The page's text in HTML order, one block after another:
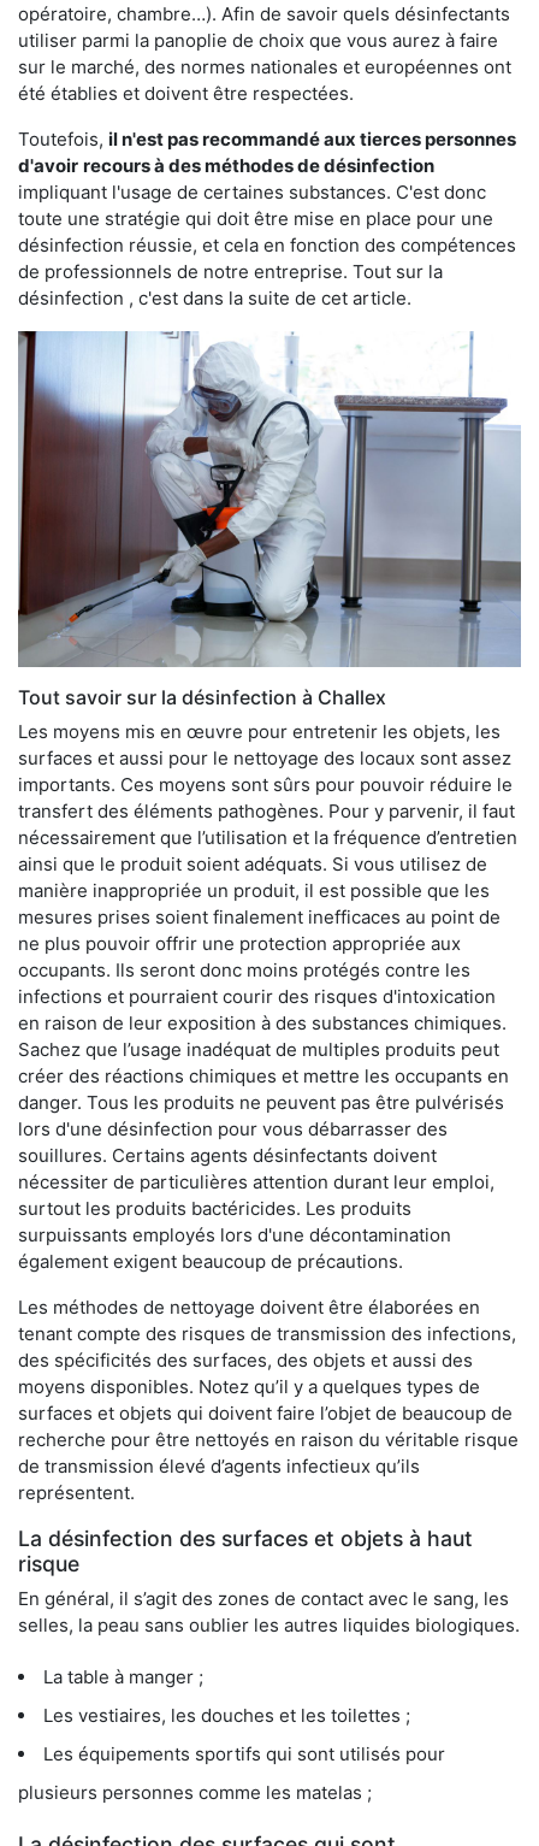
opératoire, chambre…). Afin de savoir quels désinfectants
utiliser parmi la panoplie de choix que vous aurez à faire
sur le marché, des normes nationales et européennes ont
été établies et doivent être respectées.
Toutefois, il n'est pas recommandé aux tierces personnes
d'avoir recours à des méthodes de désinfection
impliquant l'usage de certaines substances. C'est donc
toute une stratégie qui doit être mise en place pour une
désinfection réussie, et cela en fonction des compétences
de professionnels de notre entreprise. Tout sur la
désinfection , c'est dans la suite de cet article.
Tout savoir sur la désinfection à Challex
Les moyens mis en œuvre pour entretenir les objets, les
surfaces et aussi pour le nettoyage des locaux sont assez
importants. Ces moyens sont sûrs pour pouvoir réduire le
transfert des éléments pathogènes. Pour y parvenir, il faut
nécessairement que l’utilisation et la fréquence d’entretien
ainsi que le produit soient adéquats. Si vous utilisez de
manière inappropriée un produit, il est possible que les
mesures prises soient finalement inefficaces au point de
ne plus pouvoir offrir une protection appropriée aux
occupants. Ils seront donc moins protégés contre les
infections et pourraient courir des risques d'intoxication
en raison de leur exposition à des substances chimiques.
Sachez que l’usage inadéquat de multiples produits peut
créer des réactions chimiques et mettre les occupants en
danger. Tous les produits ne peuvent pas être pulvérisés
lors d'une désinfection pour vous débarrasser des
souillures. Certains agents désinfectants doivent
nécessiter de particulières attention durant leur emploi,
surtout les produits bactéricides. Les produits
surpuissants employés lors d'une décontamination
également exigent beaucoup de précautions.
Les méthodes de nettoyage doivent être élaborées en
tenant compte des risques de transmission des infections,
des spécificités des surfaces, des objets et aussi des
moyens disponibles. Notez qu’il y a quelques types de
surfaces et objets qui doivent faire l’objet de beaucoup de
recherche pour être nettoyés en raison du véritable risque
de transmission élevé d’agents infectieux qu’ils
représentent.
La désinfection des surfaces et objets à haut
risque
En général, il s’agit des zones de contact avec le sang, les
selles, la peau sans oublier les autres liquides biologiques.
La table à manger ;
Les vestiaires, les douches et les toilettes ;
Les équipements sportifs qui sont utilisés pour
plusieurs personnes comme les matelas ;